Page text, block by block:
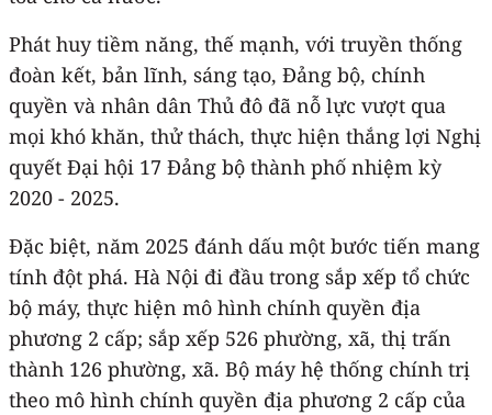
Phát huy tiềm năng, thế mạnh, với truyền thống
đoàn kết, bản lĩnh, sáng tạo, Đảng bộ, chính
quyền và nhân dân Thủ đô đã nỗ lực vượt qua
mọi khó khăn, thử thách, thực hiện thắng lợi Nghị
quyết Đại hội 17 Đảng bộ thành phố nhiệm kỳ
2020 - 2025.
Đặc biệt, năm 2025 đánh dấu một bước tiến mang
tính đột phá. Hà Nội đi đầu trong sắp xếp tổ chức
bộ máy, thực hiện mô hình chính quyền địa
phương 2 cấp; sắp xếp 526 phường, xã, thị trấn
thành 126 phường, xã. Bộ máy hệ thống chính trị
theo mô hình chính quyền địa phương 2 cấp của